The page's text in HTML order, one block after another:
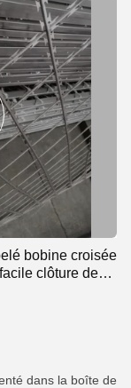
bobine croisée
clôture de
dans la boîte de